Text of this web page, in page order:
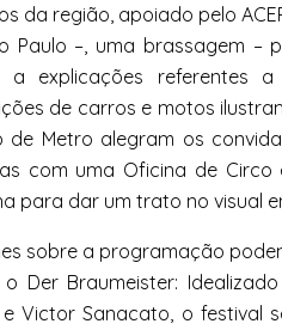
da região, apoiado pelo
Paulo –, uma brassagem –
a explicações referentes
de carros e motos
de Metro alegram os
com uma Oficina de
para dar um trato no visual
sobre a programação
Der Braumeister:
e Victor Sanacato, o festival